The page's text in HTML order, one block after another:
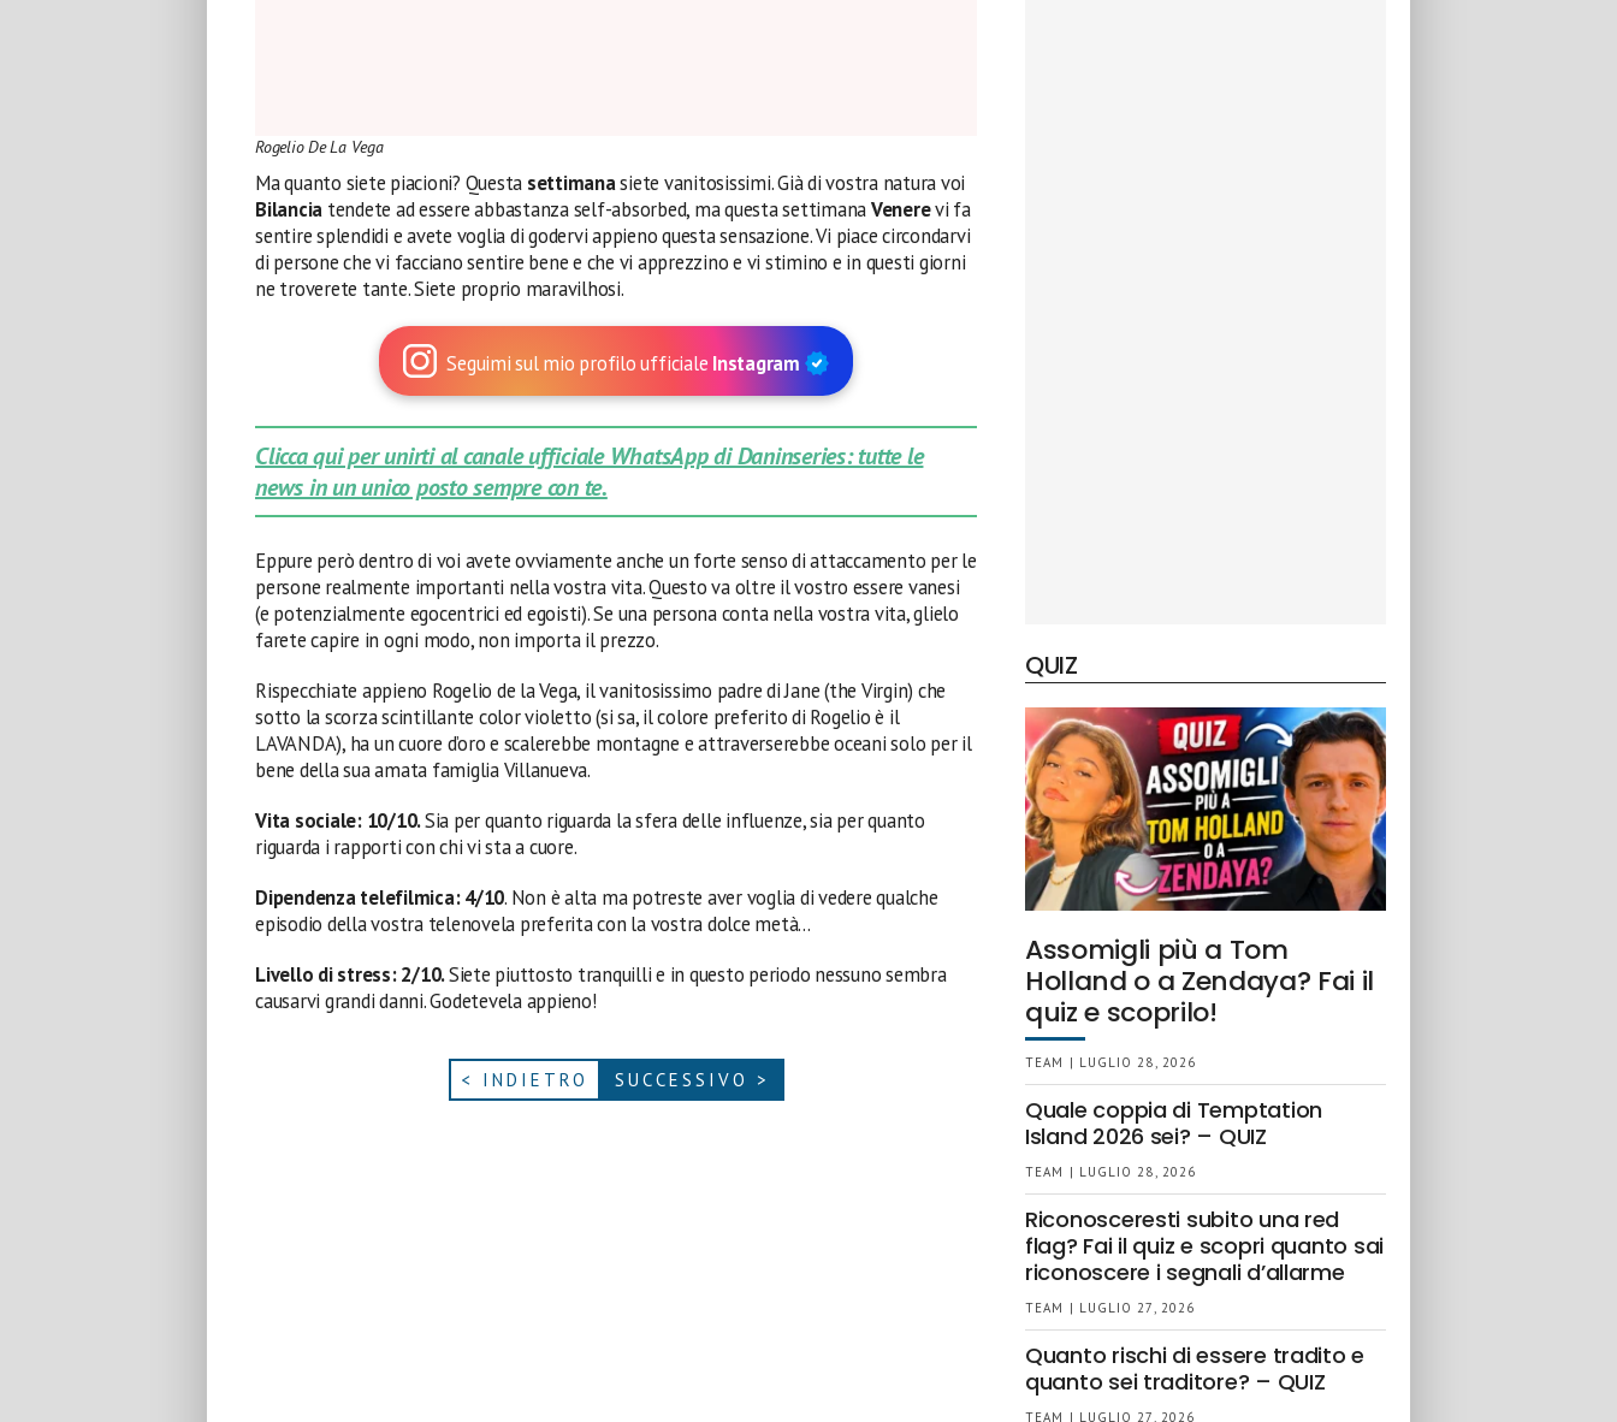
Rogelio De La Vega
Ma quanto siete piacioni? Questa settimanasiete vanitosissimi. Già di vostra natura voi
Bilancia tendete ad essere abbastanza self-absorbed, ma questa settimanaVenerevi fa
sentire splendidi e avete voglia di godervi appieno questa sensazione. Vi piace circondarvi
di persone che vi facciano sentire bene e che vi apprezzino e vi stimino e in questi giorni
ne troverete tante. Siete proprio maravilhosi.
Seguimi sul mio profilo ufficiale Instagram
Clicca qui per unirti al canale ufficiale WhatsApp di Daninseries: tutte le
news in un unico posto sempre con te.
Eppure però dentro di voi avete ovviamente anche un forte senso di attaccamento per le
persone realmente importanti nella vostra vita. Questo va oltre il vostro essere vanesi
(e potenzialmente egocentrici ed egoisti). Se una persona conta nella vostra vita, glielo
farete capire in ogni modo, non importa il prezzo.
Rispecchiate appieno Rogelio de la Vega, il vanitosissimo padre di Jane (the Virgin) che
sotto la scorza scintillante color violetto (si sa, il colore preferito di Rogelio è il
LAVANDA), ha un cuore d’oro e scalerebbe montagne e attraverserebbe oceani solo per il
bene della sua amata famiglia Villanueva.
Vita sociale: 10/10.Sia per quanto riguarda la sfera delle influenze, sia per quanto
riguarda i rapporti con chi vi sta a cuore.
Dipendenza telefilmica: 4/10. Non è alta ma potreste aver voglia di vedere qualche
episodio della vostra telenovela preferita con la vostra dolce metà…
Livello di stress: 2/10.Siete piuttosto tranquilli e in questo periodo nessuno sembra
causarvi grandi danni. Godetevela appieno!
< INDIETRO SUCCESSIVO >
QUIZ
Assomigli più a Tom
Holland o a Zendaya? Fai il
quiz e scoprilo!
TEAM | LUGLIO 28, 2026
Quale coppia di Temptation
Island 2026 sei? – QUIZ
TEAM | LUGLIO 28, 2026
Riconosceresti subito una red
flag? Fai il quiz e scopri quanto sai
riconoscere i segnali d’allarme
TEAM | LUGLIO 27, 2026
Quanto rischi di essere tradito e
quanto sei traditore? – QUIZ
TEAM | LUGLIO 27, 2026